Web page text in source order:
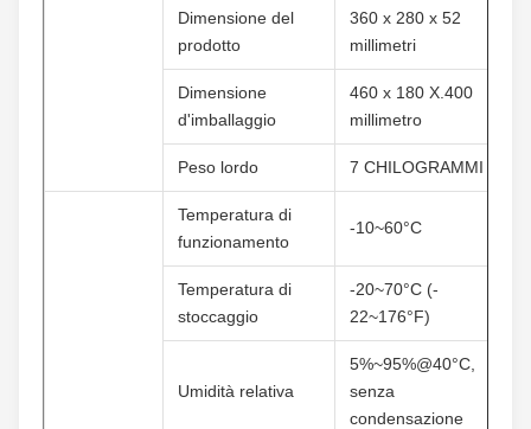
Dimensione del
prodotto
360 x 280 x 52
millimetri
Dimensione
d'imballaggio
460 x 180 X.400
millimetro
Peso lordo 7 CHILOGRAMMI
Temperatura di
funzionamento
-10~60°C
Temperatura di
stoccaggio
-20~70°C (-
22~176°F)
Umidità relativa
5%~95%@40°C,
senza
condensazione